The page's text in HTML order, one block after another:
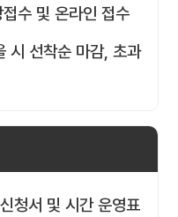
수 및 온라인 접수
시 선착순 마감, 초과
청서 및 시간 운영표